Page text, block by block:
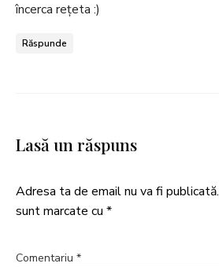
încerca rețeta :)
Răspunde
Lasă un răspuns
Adresa ta de email nu va fi publicată.
sunt marcate cu *
Comentariu *